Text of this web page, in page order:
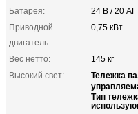
Батарея:
24 В / 20 АГ
Приводной
двигатель:
0,75 кВт
Вес нетто:
145 кг
Высокий свет:
Тележка
Тип